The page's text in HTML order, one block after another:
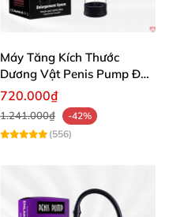
Máy Tăng Kích Thước
Dương Vật Penis Pump Đo
Áp Suất Chính Hãng
720.000₫
1.241.000₫
-42%
(556)